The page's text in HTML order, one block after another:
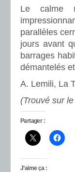
Le calme
parallèles
jours avant
barrages
démantelés
A. Lemili, La
(Trouvé sur
Partager :
J’aime ça :